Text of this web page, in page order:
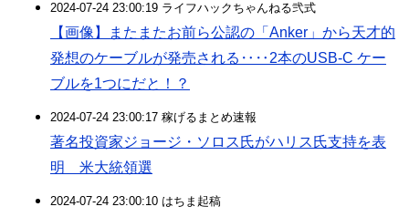
2024-07-24 23:00:19 ライフハックちゃんねる弐式
【画像】またまたお前ら公認の「Anker」から天才的
発想のケーブルが発売される‥‥2本のUSB-C ケー
ブルを1つにだと！？
2024-07-24 23:00:17 稼げるまとめ速報
著名投資家ジョージ・ソロス氏がハリス氏支持を表
明 米大統領選
2024-07-24 23:00:10 はちま起稿